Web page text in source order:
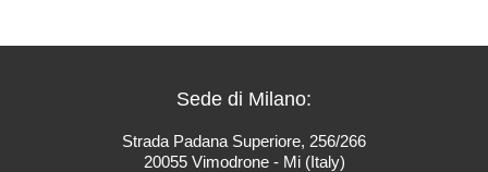
Sede di Milano:
Strada Padana Superiore, 256/266
20055 Vimodrone - Mi (Italy)